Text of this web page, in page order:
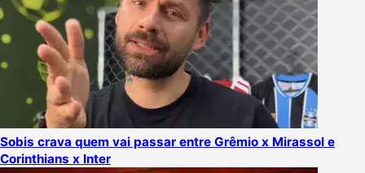
Sobis crava quem vai passar entre Grêmio x Mirassol e
Corinthians x Inter